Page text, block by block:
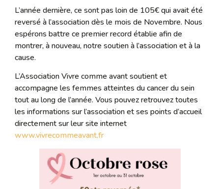
L’année dernière, ce sont pas loin de 105€ qui avait été
reversé à l’association dès le mois de Novembre. Nous
espérons battre ce premier record établie afin de
montrer, à nouveau, notre soutien à l’association et à la
cause.
L’Association Vivre comme avant soutient et
accompagne les femmes atteintes du cancer du sein
tout au long de l’année. Vous pouvez retrouvez toutes
les informations sur l’association et ses points d’accueil
directement sur leur site internet
www.vivrecommeavant.fr